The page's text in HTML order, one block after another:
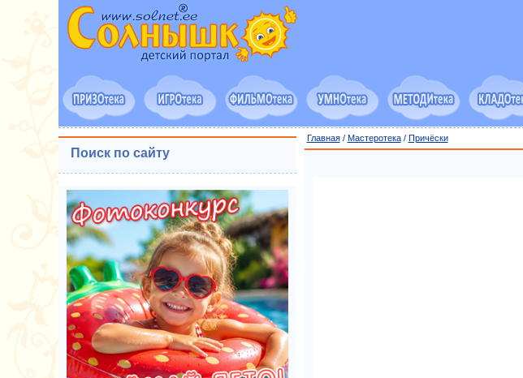
Главная/ Мастеротека/ Причёски
Поиск по сайту